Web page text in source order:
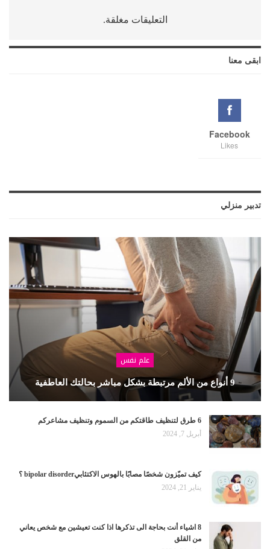
التعليقات مغلقة.
ابقى معنا
Facebook
Likes
تدبير منزلي
علم نفس
9 أنواع من الألم مرتبطة بشكل مباشر بحالتك العاطفية
6 طرق لتنظيف طاقتكم من السموم وتنظيف مشاعركم
أبريل 7, 2024
كيف تميّزون شخصًا مصابًا بالهوس الاكتئابيbipolar disorder ؟
يناير 21, 2024
8 اشياء أنت بحاجة الى تذكرها اذا كنت تعيشين مع شخص يعاني
من القلق